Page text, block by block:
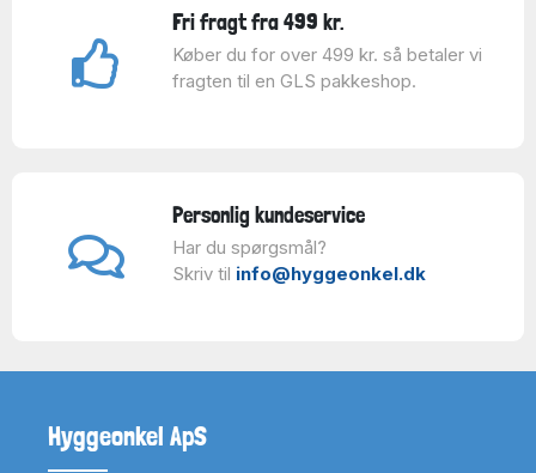
Fri fragt fra 499 kr.
Køber du for over 499 kr. så betaler vi
fragten til en GLS pakkeshop.
Personlig kundeservice
Har du spørgsmål?
Skriv til info@hyggeonkel.dk
Hyggeonkel ApS